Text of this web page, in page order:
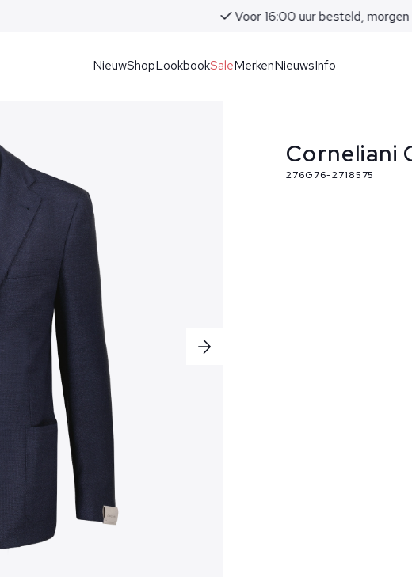
Voor 16:00 uur besteld, morgen in huis!
NieuwShopLookbookSaleMerkenNieuwsInfo
Corneliani
276G76-2718575